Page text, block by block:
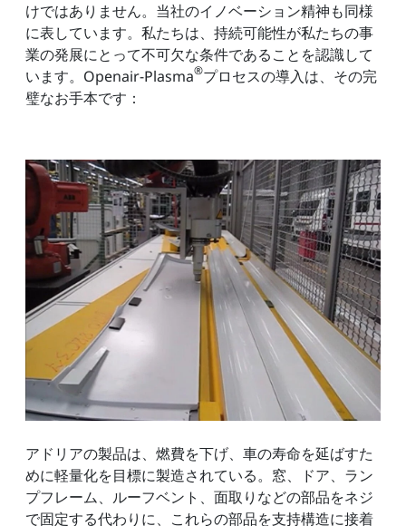
けではありません。当社のイノベーション精神も同様
に表しています。私たちは、持続可能性が私たちの事
業の発展にとって不可欠な条件であることを認識して
います。Openair-Plasma®プロセスの導入は、その完
璧なお手本です：
アドリアの製品は、燃費を下げ、車の寿命を延ばすた
めに軽量化を目標に製造されている。窓、ドア、ラン
プフレーム、ルーフベント、面取りなどの部品をネジ
で固定する代わりに、これらの部品を支持構造に接着